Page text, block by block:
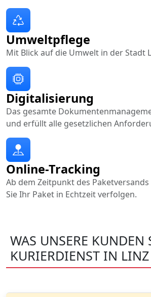
Online-Tracking
Ab dem Zeitpunkt des
Sie Ihr Paket in Echtzeit verfolgen.
Digitalisierung
Das gesamte
und erfüllt alle gesetzlichen
Umweltpflege
Mit Blick auf die Umwelt in der Stadt
WAS UNSERE KUNDEN
KURIERDIENST IN LINZ